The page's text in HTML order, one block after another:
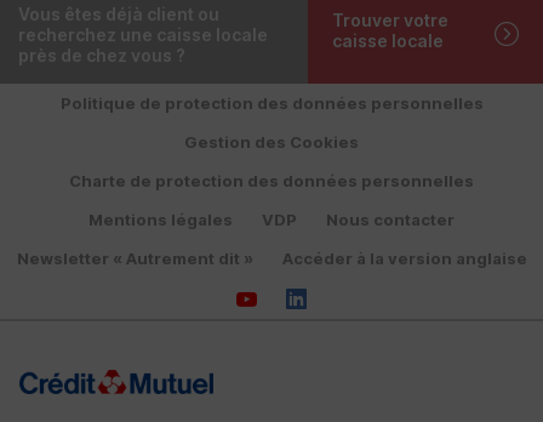
Vous êtes déjà client ou
recherchez une caisse locale
près de chez vous ?
Trouver votre
caisse locale
Politique de protection des données personnelles
Gestion des Cookies
Charte de protection des données personnelles
Mentions légales
VDP
Nous contacter
Newsletter « Autrement dit »
Accéder à la version anglaise